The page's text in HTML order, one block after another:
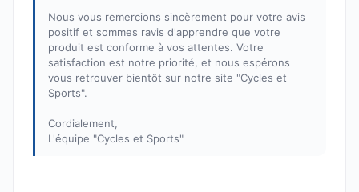
Nous vous remercions sincèrement pour votre avis
positif et sommes ravis d'apprendre que votre
produit est conforme à vos attentes. Votre
satisfaction est notre priorité, et nous espérons
vous retrouver bientôt sur notre site "Cycles et
Sports".
Cordialement,
L'équipe "Cycles et Sports"